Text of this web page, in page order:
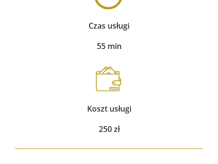
Czas usługi
55 min
Koszt usługi
250zł